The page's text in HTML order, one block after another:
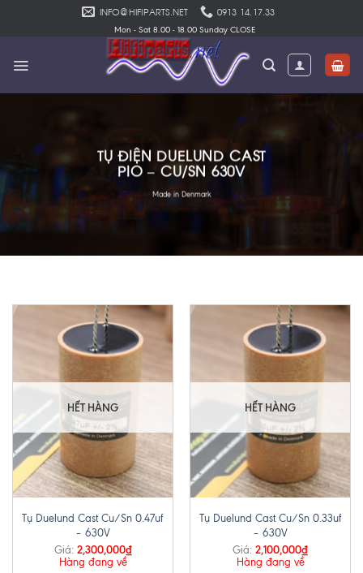
INFO@HIFIPARTS.NET 0913 14.17.33
Mon - Sat 8.00 - 18.00 Sunday CLOSE
TỤ ĐIỆN DUELUND CAST
PIO – CU/SN 630V
Made in Denmark
HẾT HÀNG
Tụ Duelund Cast Cu/Sn 0.47uf
– 630V
Giá: 2,300,000₫
Hàng đang về
HẾT HÀNG
Tụ Duelund Cast Cu/Sn 0.33uf
– 630V
Giá: 2,100,000₫
Hàng đang về